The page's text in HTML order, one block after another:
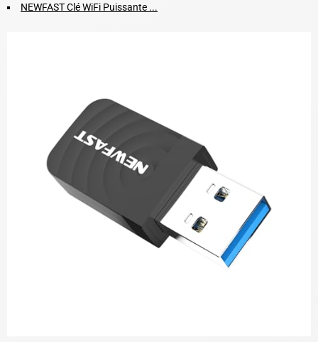
NEWFAST Clé WiFi Puissante ...